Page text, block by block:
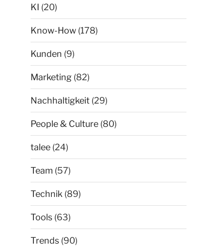
KI (20)
Know-How (178)
Kunden (9)
Marketing (82)
Nachhaltigkeit (29)
People & Culture (80)
talee (24)
Team (57)
Technik (89)
Tools (63)
Trends (90)